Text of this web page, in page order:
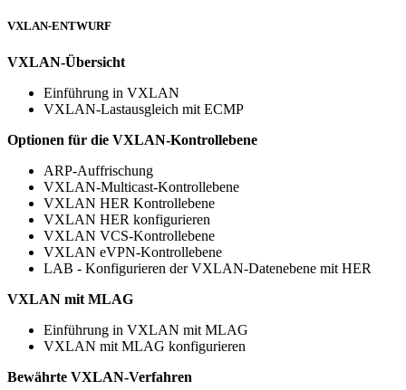
VXLAN-ENTWURF
VXLAN-Übersicht
Einführung in VXLAN
VXLAN-Lastausgleich mit ECMP
Optionen für die VXLAN-Kontrollebene
ARP-Auffrischung
VXLAN-Multicast-Kontrollebene
VXLAN HER Kontrollebene
VXLAN HER konfigurieren
VXLAN VCS-Kontrollebene
VXLAN eVPN-Kontrollebene
LAB - Konfigurieren der VXLAN-Datenebene mit HER
VXLAN mit MLAG
Einführung in VXLAN mit MLAG
VXLAN mit MLAG konfigurieren
Bewährte VXLAN-Verfahren